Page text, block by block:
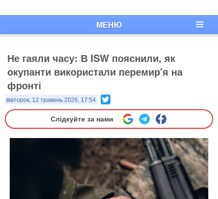
МЕНЮ
Не гаяли часу: В ISW пояснили, як
окупанти використали перемир'я на
фронті
вівторок, 12 травень 2026, 17:54
Слідкуйте за нами